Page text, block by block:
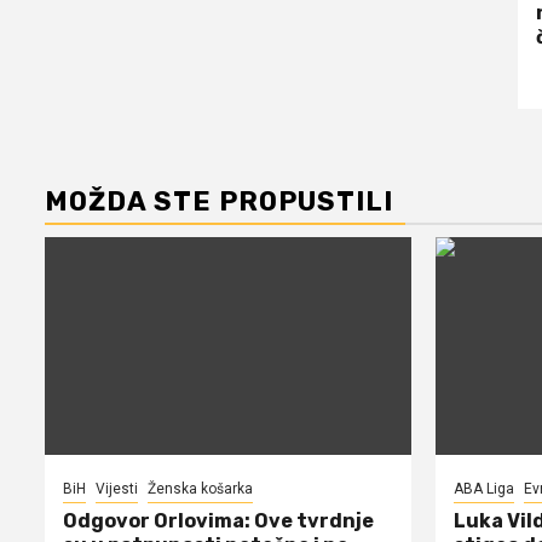
MOŽDA STE PROPUSTILI
BiH Vijesti Ženska košarka
Odgovor Orlovima: ​Ove tvrdnje
ABA Liga
Luka